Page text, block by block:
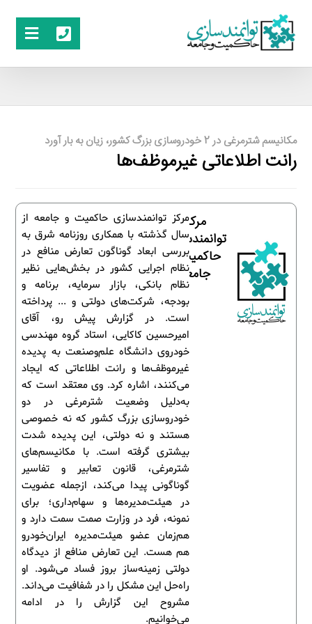
مکانیسم شترمرغی در 2 خودروسازی بزرگ کشور، زیان به بار آورد
رانت اطلاعاتی غیرموظف‌ها
مرکز توانمندسازی حاکمیت و جامعه از
سال گذشته با همکاری روزنامه شرق به
بررسی ابعاد گوناگون تعارض منافع در
نظام اجرایی کشور در بخش‌هایی نظیر
نظام بانکی، بازار سرمایه، برنامه و
بودجه، شرکت‌های دولتی و ... پرداخته
است. در گزارش پیش رو، آقای
امیرحسین کاکایی، استاد گروه مهندسی
خودروی دانشگاه علم‌وصنعت به پدیده
غیرموظف‌ها و رانت اطلاعاتی که ایجاد
می‌کنند، اشاره کرد. وی معتقد است که
به‌دلیل وضعیت شترمرغی در دو
خودروسازی بزرگ کشور که نه خصوصی
هستند و نه دولتی، این پدیده شدت
بیشتری گرفته است. با مکانیسم‌های
شترمرغی، قانون تعابیر و تفاسیر
گوناگونی پیدا می‌کند، ازجمله عضویت
در هیئت‌مدیره‌ها و سهام‌داری؛ برای
نمونه، فرد در وزارت صمت سمت دارد و
هم‌زمان عضو هیئت‌مدیره ایران‌خودرو
هم هست. این تعارض منافع از دیدگاه
دولتی زمینه‌ساز بروز فساد می‌شود. او
راه‌حل این مشکل را در شفافیت می‌داند.
مشروح این گزارش را در ادامه
می‌خوانیم.
مرکز
توانمندسازی
حاکمیت و
جامعه